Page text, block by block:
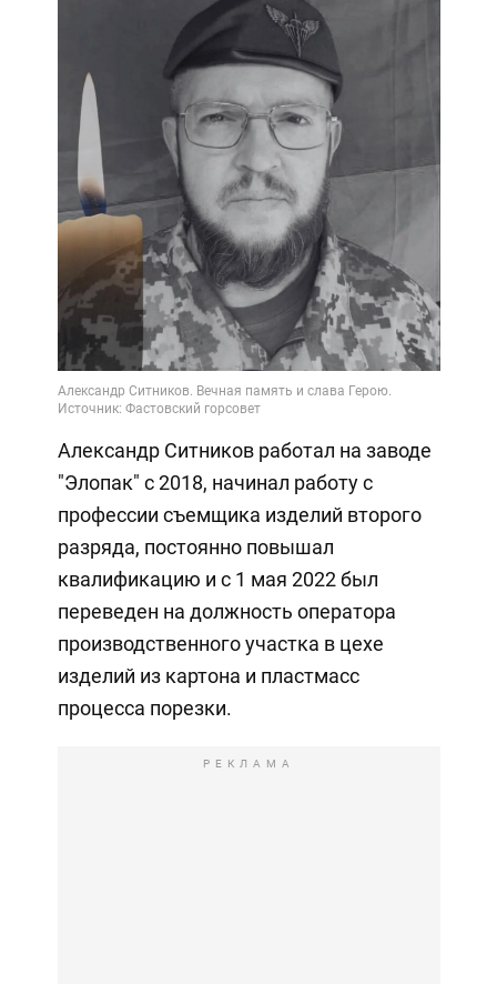
Александр Ситников работал на заводе
"Элопак" с 2018, начинал работу с
профессии съемщика изделий второго
разряда, постоянно повышал
квалификацию и с 1 мая 2022 был
переведен на должность оператора
производственного участка в цехе
изделий из картона и пластмасс
процесса порезки.
РЕКЛАМА